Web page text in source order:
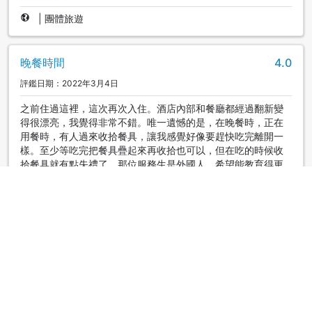
團體旅遊
晚餐時間 4.0
評鑑日期：2022年3月4日
之前住過這裡，這次再次入住。酒店內部和餐廳都經過翻新變
得很漂亮，我覺得非常不錯。唯一遺憾的是，在晚餐時，正在
用餐時，有人過來收拾餐具，讓我感覺好像要趕快吃完離開一
樣。至少等吃完把餐具疊起來再收拾也可以，但在吃的時候收
拾餐具就有點失禮了。那位服務生是外國人，希望能教育得更